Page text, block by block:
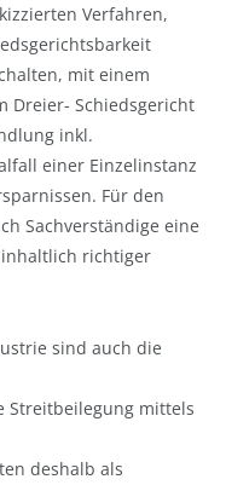
Verfahren,
mit einem
Dreier- Schiedsgericht
inkl.
einer Einzelinstanz
Für den
Sachverständige eine
richtiger
sind auch die
Streitbeilegung mittels
deshalb als